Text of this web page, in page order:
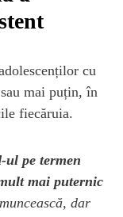
cu
mai puțin, în
fiecăruia.
ul pe termen
mai puternic
dar